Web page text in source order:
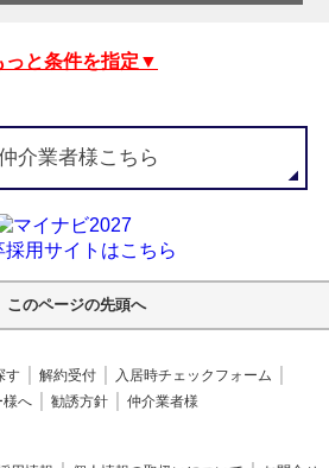
と条件を指定▼
介業者様こちら
用サイトはこちら
このページの先頭へ
す 解約受付
入居時チェックフォーム
様へ 勧誘方針 仲介業者様